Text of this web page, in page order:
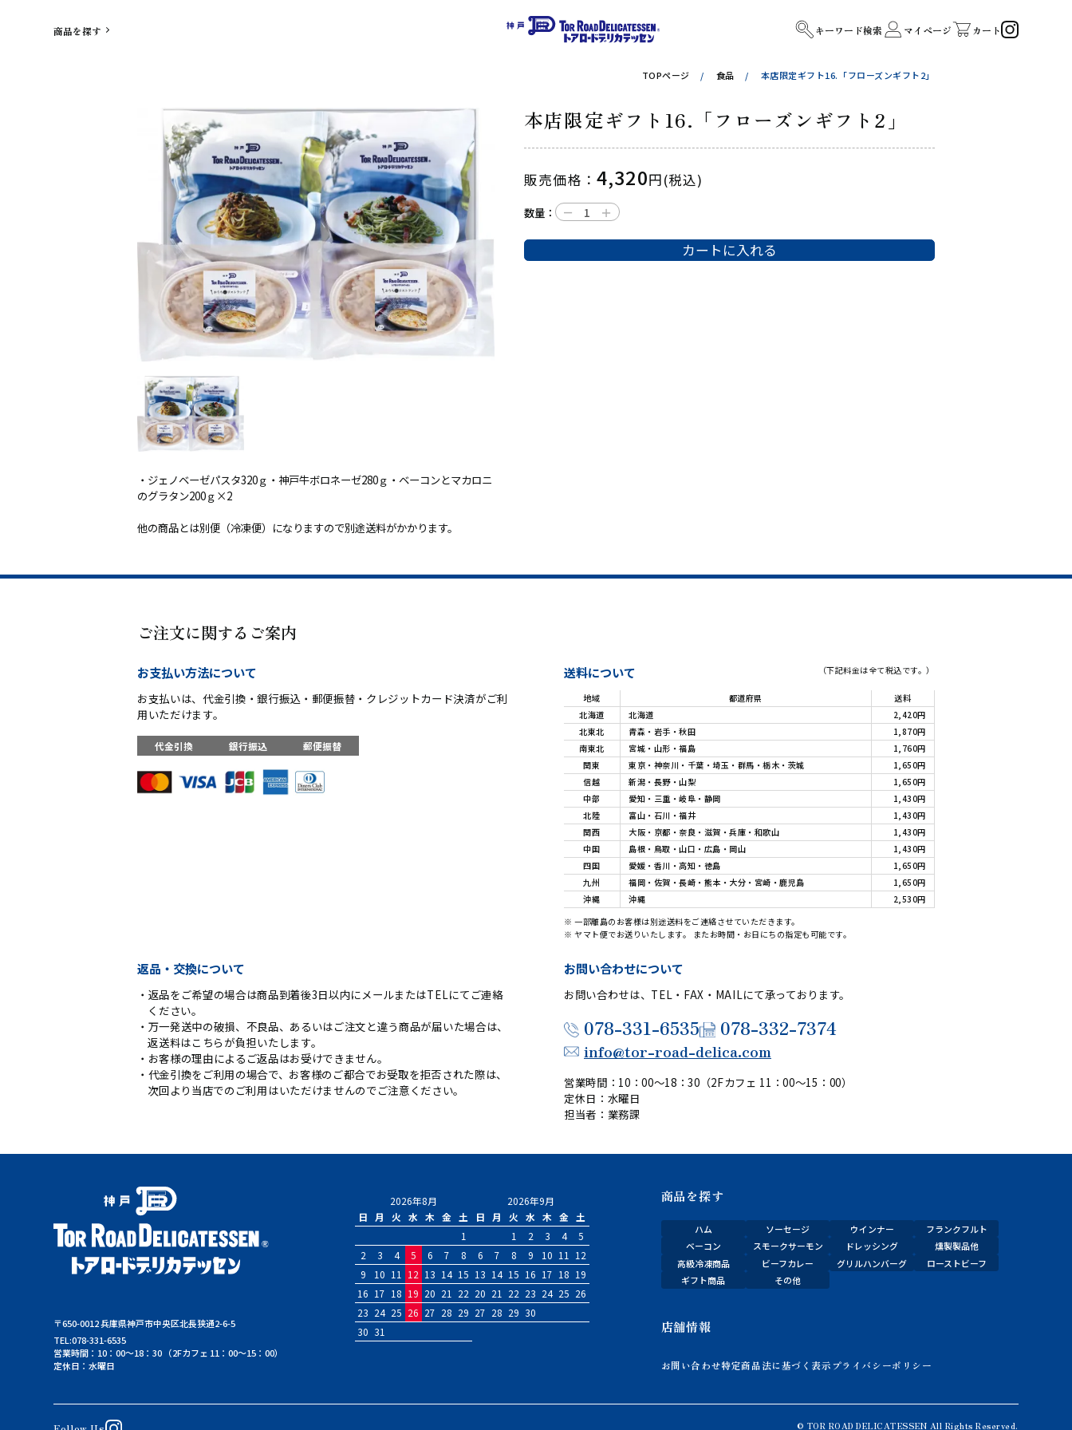
商品を探す キーワード検索 マイページ カート
TOPページ 食品 本店限定ギフト16.「フローズンギフト2」
・ジェノベーゼパスタ320ｇ・神戸牛ボロネーゼ280ｇ・ベーコンとマカロニ
のグラタン200ｇ×2
他の商品とは別便（冷凍便）になりますので別途送料がかかります。
本店限定ギフト16.「フローズンギフト2」
販売価格： 4,320円(税込)
数量： － ＋
カートに入れる
ご注文に関するご案内
お支払い方法について
お支払いは、代金引換・銀行振込・郵便振替・クレジットカード決済がご利
用いただけます。
代金引換 銀行振込 郵便振替
送料について （下記料金は全て税込です。）
地域 都道府県
送料
北海道
北海道
2,420円
北東北
青森・岩手・秋田
1,870円
南東北
宮城・山形・福島
1,760円
関東
東京・神奈川・千葉・埼玉・群馬・栃木・茨城
1,650円
信越
新潟・長野・山梨
1,650円
中部
愛知・三重・岐阜・静岡
1,430円
北陸
富山・石川・福井
1,430円
関西
大阪・京都・奈良・滋賀・兵庫・和歌山
1,430円
中国
島根・鳥取・山口・広島・岡山
1,430円
四国
愛媛・香川・高知・徳島
1,650円
九州
福岡・佐賀・長崎・熊本・大分・宮崎・鹿児島
1,650円
沖縄
沖縄
2,530円
※ 一部離島のお客様は別途送料をご連絡させていただきます。
※ ヤマト便でお送りいたします。 またお時間・お日にちの指定も可能です。
返品・交換について
返品をご希望の場合は商品到着後3日以内にメールまたはTELにてご連絡
ください。
万一発送中の破損、不良品、あるいはご注文と違う商品が届いた場合は、
返送料はこちらが負担いたします。
お客様の理由によるご返品はお受けできません。
代金引換をご利用の場合で、お客様のご都合でお受取を拒否された際は、
次回より当店でのご利用はいただけませんのでご注意ください。
お問い合わせについて
お問い合わせは、TEL・FAX・MAILにて承っております。
078-331-6535 078-332-7374
info@tor-road-delica.com
営業時間：10：00～18：30（2Fカフェ 11：00～15：00）
定休日：水曜日
担当者：業務課
〒650-0012 兵庫県神戸市中央区北長狭通2-6-5
TEL:078-331-6535
営業時間：10：00～18：30 （2Fカフェ 11：00～15：00）
定休日：水曜日
2026年8月
日
月 火 水 木 金 土
1
2
3 4 5 6 7
8
9
10 11 12 13 14 15
16 17 18 19 20 21
22
23 24 25 26 27 28 29
30 31
2026年9月
日
月 火 水 木 金 土
1
2 3 4
5
6
7 8 9 10 11
12
13 14 15 16 17 18 19
20 21 22 23 24 25 26
27 28 29 30
商品を探す
ハム ソーセージ ウインナー
フランクフルト
ベーコン
スモークサーモン ドレッシング
燻製製品他
高級冷凍商品
ビーフカレー グリルハンバーグ
ローストビーフ
ギフト商品
その他
店舗情報
お問い合わせ特定商品法に基づく表示 プライバシーポリシー
© TOR ROAD DELICATESSEN All Rights Reserved.